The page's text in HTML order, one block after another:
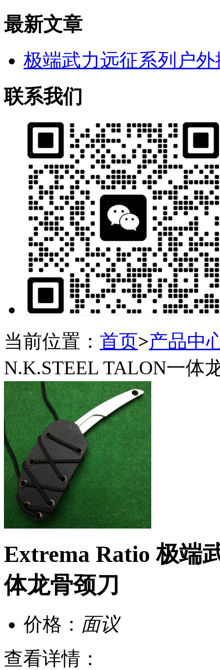
最新文章
极端武力远征系列户
联系我们
当前位置： 首页>产品中
N.K.STEEL TALON一体
Extrema Ratio 极端
体龙骨颈刀
价格： 面议
查看详情：